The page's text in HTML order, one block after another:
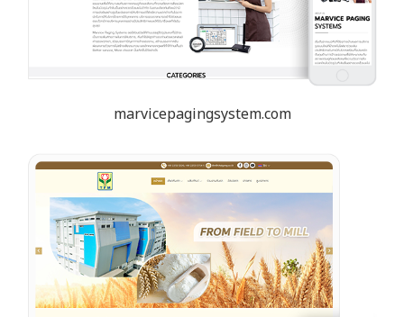
marvicepagingsystem.com